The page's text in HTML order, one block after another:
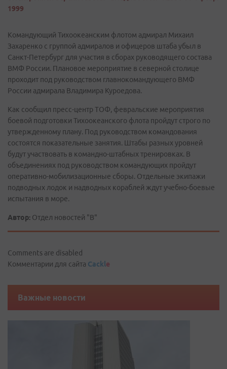
1999
Командующий Тихоокеанским флотом адмирал Михаил
Захаренко с группой адмиралов и офицеров штаба убыл в
Санкт-Петербург для участия в сборах руководящего состава
ВМФ России. Плановое мероприятие в северной столице
проходит под руководством главнокомандующего ВМФ
России адмирала Владимира Куроедова.
Как сообщил пресс-центр ТОФ, февральские мероприятия
боевой подготовки Тихоокеанского флота пройдут строго по
утвержденному плану. Под руководством командования
состоятся показательные занятия. Штабы разных уровней
будут участвовать в командно-штабных тренировках. В
объединениях под руководством командующих пройдут
оперативно-мобилизационные сборы. Отдельные экипажи
подводных лодок и надводных кораблей ждут учебно-боевые
испытания в море.
Автор: Отдел новостей "В"
Comments are disabled
Комментарии для сайта Cackle
Важные новости